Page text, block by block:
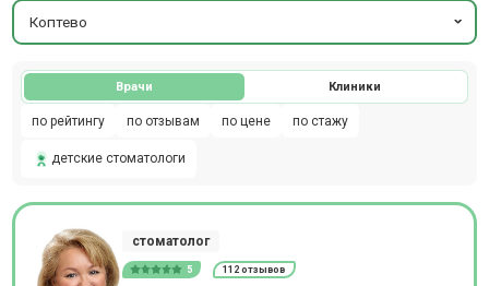
Коптево
Врачи Клиники
по рейтингу по отзывам по цене по стажу
детские стоматологи
стоматолог
5 112 отзывов